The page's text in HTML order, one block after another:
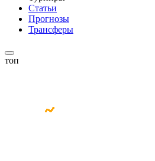
Статьи
Прогнозы
Трансферы
топ